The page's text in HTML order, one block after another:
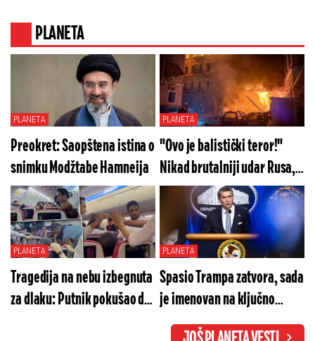
PLANETA
PLANETA
Preokret: Saopštena istina o
snimku Modžtabe Hamneija
PLANETA
"Ovo je balistički teror!"
Nikad brutalniji udar Rusa,
haos u Harkovu i Odesi,
Zelenski se hitno oglasio!
(VIDEO)
PLANETA
Tragedija na nebu izbegnuta
za dlaku: Putnik pokušao da
PLANETA
Spasio Trampa zatvora, sada
je imenovan na ključno
mesto: Tod Blanš je novi